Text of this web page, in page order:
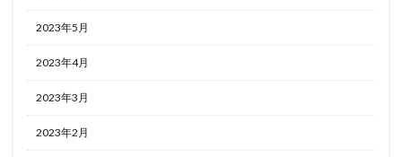
2023年5月
2023年4月
2023年3月
2023年2月